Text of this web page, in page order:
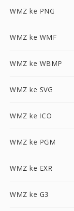
WMZ ke PNG
WMZ ke WMF
WMZ ke WBMP
WMZ ke SVG
WMZ ke ICO
WMZ ke PGM
WMZ ke EXR
WMZ ke G3